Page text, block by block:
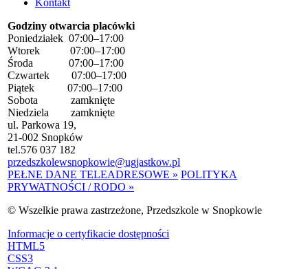
Kontakt
Godziny otwarcia placówki
Poniedziałek 07:00–17:00
Wtorek 07:00–17:00
Środa 07:00–17:00
Czwartek 07:00–17:00
Piątek 07:00–17:00
Sobota zamknięte
Niedziela zamknięte
ul. Parkowa 19,
21-002 Snopków
tel.576 037 182
przedszkolewsnopkowie@ugjastkow.pl
PEŁNE DANE TELEADRESOWE » POLITYKA
PRYWATNOŚCI / RODO »
© Wszelkie prawa zastrzeżone, Przedszkole w Snopkowie
Informacje o certyfikacie dostępności
HTML5
CSS3